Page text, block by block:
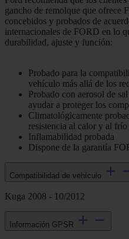
gancho de remolque que ofrece
concebidos y probados de
internacionales de FORD en lo
durabilidad, ajuste y función:
Probado para la
vehículo más allá de los
Probado con aerosol de
ayudar a proteger los
Climatológicamente
resistencia al calor y al
Inflamabilidad probada
Dispone de la garantía
Compatibilidad de vehículo
Kuga 2008 - 10/2012
Información GPSR